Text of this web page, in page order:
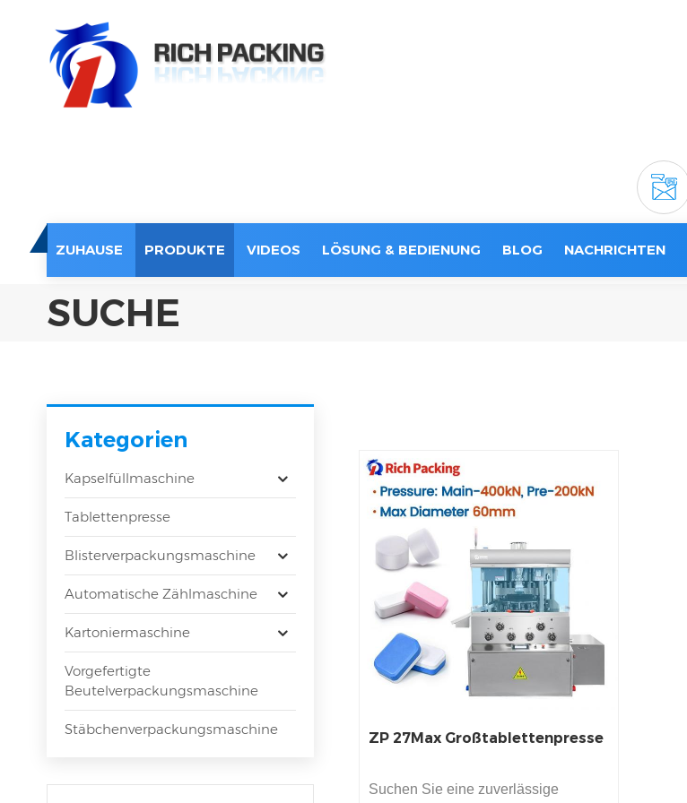
ZUHAUSE PRODUKTE VIDEOS LÖSUNG & BEDIENUNG BLOG NACHRICHTEN
SUCHE
Kategorien
Kapselfüllmaschine
Tablettenpresse
Blisterverpackungsmaschine
Automatische Zählmaschine
Kartoniermaschine
Vorgefertigte
Beutelverpackungsmaschine
Stäbchenverpackungsmaschine
ZP 27Max Großtablettenpresse
Suchen Sie eine zuverlässige